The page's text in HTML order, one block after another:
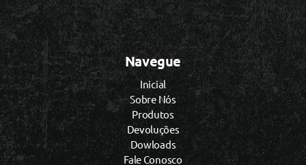
Navegue
Inicial
Sobre Nós
Produtos
Devoluções
Dowloads
Fale Conosco